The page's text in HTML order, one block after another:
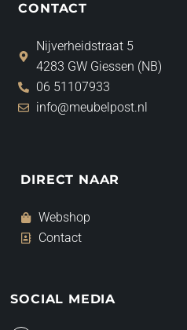
CONTACT
Nijverheidstraat 5
4283 GW Giessen (NB)
06 51107933
info@meubelpost.nl
DIRECT NAAR
Webshop
Contact
SOCIAL MEDIA